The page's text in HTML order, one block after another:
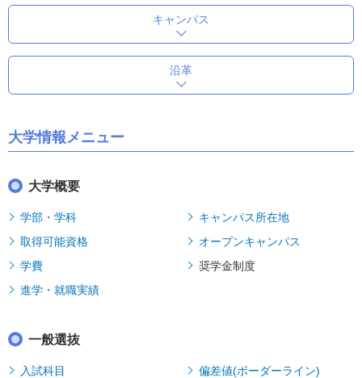
キャンパス
沿革
大学情報メニュー
大学概要
学部・学科
キャンパス所在地
取得可能資格
オープンキャンパス
学費
奨学金制度
進学・就職実績
一般選抜
入試科目
偏差値(ボーダーライン)